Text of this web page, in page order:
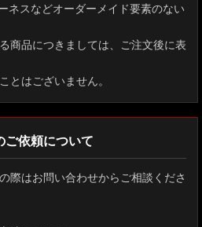
ネスなどオーダーメイド要素のない
商品につきましては、ご注文後に表
とはございません。
ご依頼について
際はお問い合わせからご相談くださ